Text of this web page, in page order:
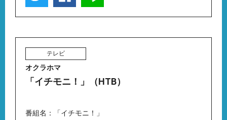
テレビ
オクラホマ
「イチモニ！」（HTB）
番組名：「イチモニ！」